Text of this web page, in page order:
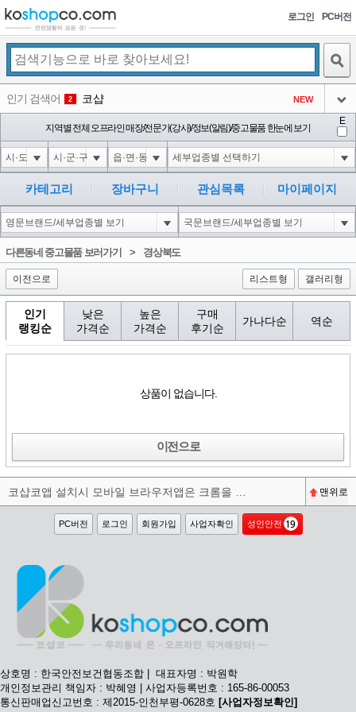
로그인 PC버전
인기 검색어 2 코샵 NEW
3 익스
아이콘
4 미끄럼방지
아이콘
5 대성설렁탕
아이콘
-16
6 1-1; waitfor delay '0:0:15' --
아이콘
-3
1
지역별 전체 오프라인 매장/전문가(강사)/정보(알림)/중고물품 한눈에 보기
E
카테고리 장바구니 관심목록 마이페이지
다른동네 중고물품 보러가기> 경상북도
이전으로 리스트형 갤러리형
인기
랭킹순
낮은
가격순
높은
가격순
구매
후기순
가나다순 역순
상품이 없습니다.
이전으로
맨위로
PC버전 로그인 회원가입 사업자확인 성인안전
상호명 : 한국안전보건협동조합 | 대표자명 : 박원학
개인정보관리 책임자 : 박혜영 | 사업자등록번호 : 165-86-00053
통신판매업신고번호 : 제2015-인천부평-0628호 [사업자정보확인]